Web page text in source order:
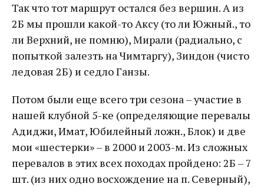
Так что тот маршрут остался без вершин. А из
2Б мы прошли какой-то Аксу (то ли Южный., то
ли Верхний, не помню), Мирали (радиально, с
попыткой залезть на Чимтаргу), Зиндон (чисто
ледовая 2Б) и седло Ганзы.
Потом были еще всего три сезона – участие в
нашей клубной 5-ке (определяющие перевалы
Адиджи, Имат, Юбилейный ложн., Блок) и две
мои «шестерки» – в 2000 и 2003-м. Из сложных
перевалов в этих всех походах пройдено: 2Б – 7
шт. (из них одно восхождение на п. Северный),